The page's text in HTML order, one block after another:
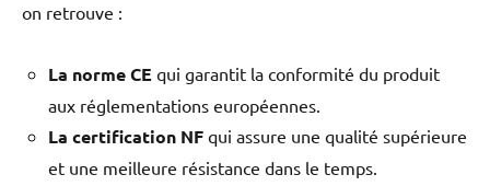
on retrouve :
La norme CE qui garantit la conformité du produit
aux réglementations européennes.
La certification NF qui assure une qualité supérieure
et une meilleure résistance dans le temps.